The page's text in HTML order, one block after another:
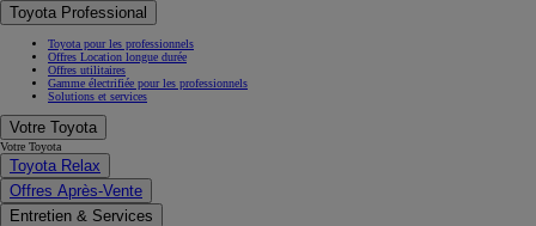
Toyota Professional
Toyota pour les professionnels
Offres Location longue durée
Offres utilitaires
Gamme électrifiée pour les professionnels
Solutions et services
Votre Toyota
Votre Toyota
Toyota Relax
Offres Après-Vente
Entretien & Services